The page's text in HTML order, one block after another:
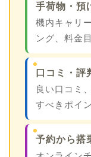
手荷物・預
機内キャリ
ング、料金
口コミ・評
良い口コミ
すべきポイ
予約から搭